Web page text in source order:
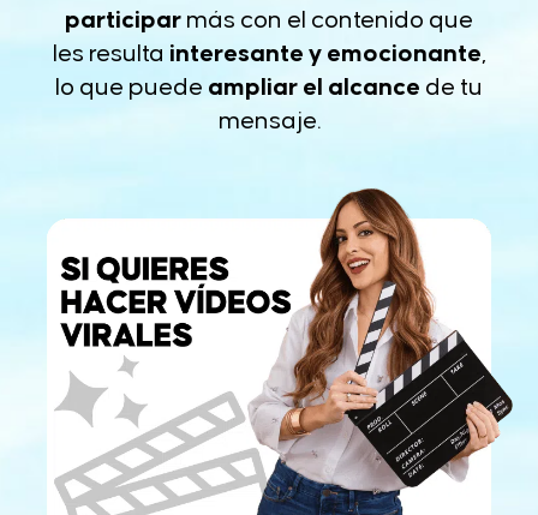
participar más con el contenido que
les resulta interesante y emocionante
lo que puede ampliar el alcance de tu
mensaje.